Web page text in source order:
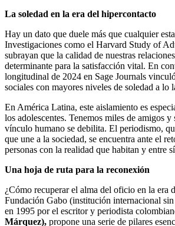
La soledad en la era del hipercontacto
Hay un dato que duele más que cualquier
Investigaciones como el Harvard Study of
subrayan que la calidad de nuestras
determinante para la satisfacción vital. En
longitudinal de 2024 en Sage Journals
sociales con mayores niveles de soledad a lo
En América Latina, este aislamiento es
los adolescentes. Tenemos miles de amigos y
vínculo humano se debilita. El periodismo,
que une a la sociedad, se encuentra ante el
personas con la realidad que habitan y entre
Una hoja de ruta para la reconexión
¿Cómo recuperar el alma del oficio en la era
Fundación Gabo (institución internacional
en 1995 por el escritor y periodista
Márquez), propone una serie de pilares